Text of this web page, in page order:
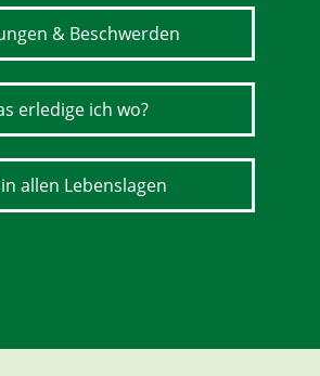
& Beschwerden
erledige ich wo?
allen Lebenslagen